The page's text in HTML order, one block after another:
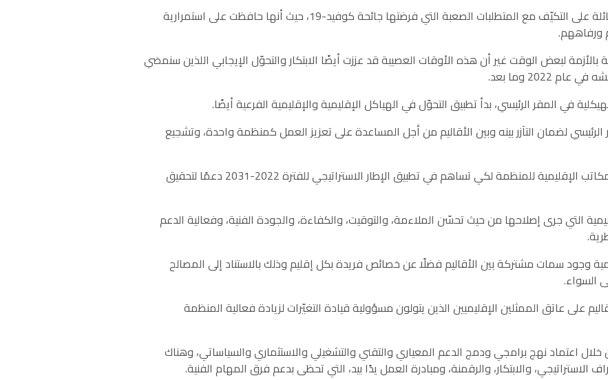
25- ولقد أثبتت المنظمة قدرتها الهائلة على التكيّف مع المتطلبات الصعبة التي فرضتها جائحة كوفيد-19، حيث أنها حافظت على استمرارية
بالأزمة لبعض الوقت غير أن هذه الأوقات العصيبة قد عززت أيضًا الابتكار والتحوّل الإيجابي اللذين سنمضي
وما بعد.
لضمان التآزر بينه وبين الأقاليم من أجل المساعدة على تعزيز العمل كمنظمة واحدة، وتشجيع
29- ونحن نسعى إلى تعزيز قدرات المكاتب الإقليمية للمنظمة لكي تساهم في تطبيق الإطار الاستراتيجي للفترة 2022-2031 دعمًا لتحقيق
التي جرى إصلاحها من حيث تحسّن الملاءمة، والتوقيت، والكفاءة، والجودة الفنية، وفعالية الدعم
وجود سمات مشتركة بين الأقاليم فضلًا عن خصائص فريدة بكل إقليم وذلك بالاستناد إلى المصالح
السواء.
على عاتق الممثلين الإقليميين الذين يتولون مسؤولية قيادة التغيّرات لزيادة فعالية المنظمة
اعتماد نهج برامجي ودمج الدعم المعياري والتقني والتشغيلي والاستثماري والسياساتي، وهناك
والابتكار، والرقمنة، ومبادرة العمل يدًا بيد، التي تحظى بدعم فرق المهام الفنية.